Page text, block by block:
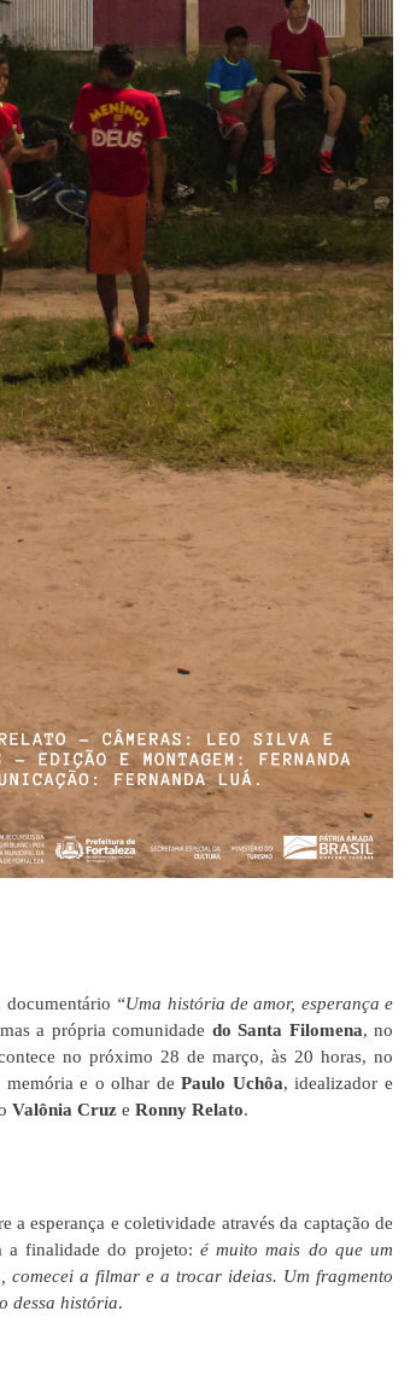
documentário “Uma história de amor, esperança e
a própria comunidade do Santa Filomena, no
no próximo 28 de março, às 20 horas, no
memória e o olhar dePaulo Uchôa, idealizador e
Valônia Cruz e Ronny Relato.
a esperança e coletividade através da captação de
a finalidade do projeto: é muito mais do que um
comecei a filmar e a trocar ideias. Um fragmento
dessa história.